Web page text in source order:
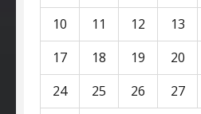
10
11 12 13
17
18 19 20
24
25 26 27